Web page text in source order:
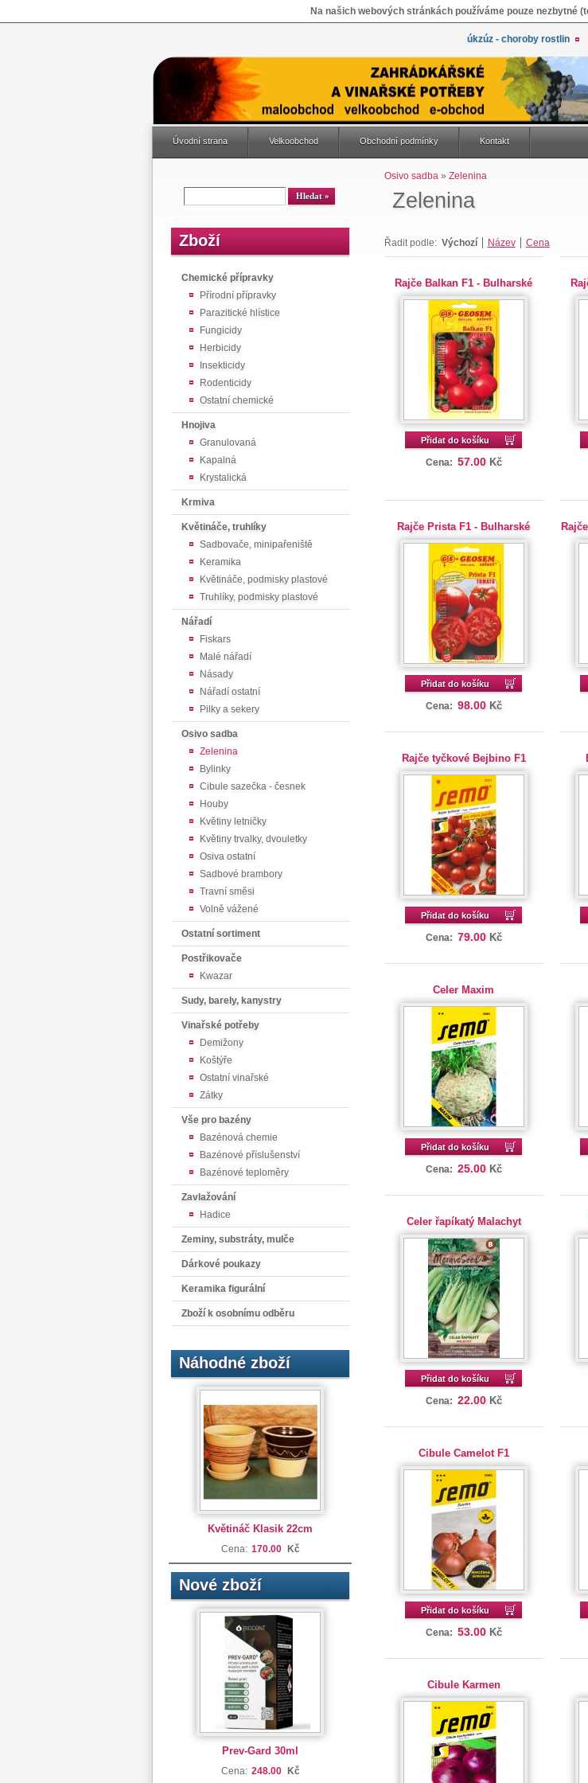
Na našich webových stránkách používáme pouze nezbytné
úkzúz - choroby rostlin
Úvodní strana Velkoobchod Obchodní podmínky Kontakt
Zboží
Chemické přípravky
Přírodní přípravky
Parazitické hlístice
Fungicidy
Herbicidy
Insekticidy
Rodenticidy
Ostatní chemické
Hnojiva
Granulovaná
Kapalná
Krystalická
Krmiva
Květináče, truhlíky
Sadbovače, minipařeniště
Keramika
Květináče, podmisky plastové
Truhlíky, podmisky plastové
Nářadí
Fiskars
Malé nářadí
Násady
Nářadí ostatní
Pilky a sekery
Osivo sadba
Zelenina
Bylinky
Cibule sazečka - česnek
Houby
Květiny letničky
Květiny trvalky, dvouletky
Osiva ostatní
Sadbové brambory
Travní směsi
Volně vážené
Ostatní sortiment
Postřikovače
Kwazar
Sudy, barely, kanystry
Vinařské potřeby
Demižony
Koštýře
Ostatní vinařské
Zátky
Vše pro bazény
Bazénová chemie
Bazénové příslušenství
Bazénové teploměry
Zavlažování
Hadice
Zeminy, substráty, mulče
Dárkové poukazy
Keramika figurální
Zboží k osobnímu odběru
Náhodné zboží
Květináč Klasik 22cm
Cena: 170.00 Kč
Nové zboží
Prev-Gard 30ml
Cena: 248.00 Kč
Zelenina
Osivo sadba» Zelenina
Řadit podle: Výchozí Název Cena
Rajče Balkan F1 - Bulharské
Přidat do košíku
Cena: 57.00 Kč
Rajče Prista F1 - Bulharské
Přidat do košíku
Cena: 98.00 Kč
Rajče tyčkové Bejbino F1
Přidat do košíku
Cena: 79.00 Kč
Celer Maxim
Přidat do košíku
Cena: 25.00 Kč
Celer řapíkatý Malachyt
Přidat do košíku
Cena: 22.00 Kč
Cibule Camelot F1
Přidat do košíku
Cena: 53.00 Kč
Cibule Karmen